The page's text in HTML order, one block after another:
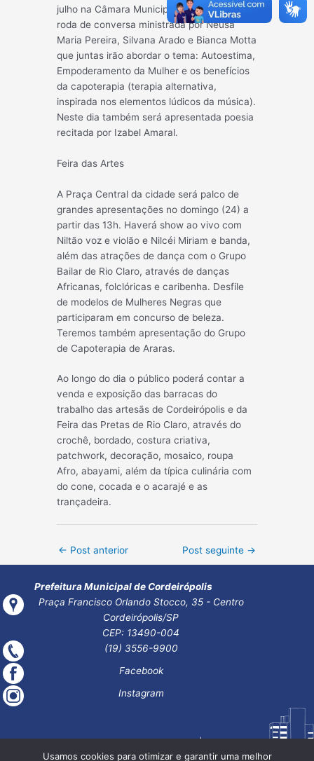
julho na Câmara Municipal, através de uma
roda de conversa ministrada por Neusa
Maria Pereira, Silvana Arado e Bianca Motta
que juntas irão abordar o tema: Autoestima,
Empoderamento da Mulher e os benefícios
da capoterapia (terapia alternativa,
inspirada nos elementos lúdicos da música).
Neste dia também será apresentada poesia
recitada por Izabel Amaral.
Feira das Artes
A Praça Central da cidade será palco de
grandes apresentações no domingo (24) a
partir das 13h. Haverá show ao vivo com
Niltão voz e violão e Nilcéi Miriam e banda,
além das atrações de dança com o Grupo
Bailar de Rio Claro, através de danças
Africanas, folclóricas e caribenha. Desfile
de modelos de Mulheres Negras que
participaram em concurso de beleza.
Teremos também apresentação do Grupo
de Capoterapia de Araras.
Ao longo do dia o público poderá contar a
venda e exposição das barracas do
trabalho das artesãs de Cordeirópolis e da
Feira das Pretas de Rio Claro, através do
crochê, bordado, costura criativa,
patchwork, decoração, mosaico, roupa
Afro, abayami, além da típica culinária com
do cone, cocada e o acarajé e as
trançadeira.
Post
← Post anterior Post seguinte →
Prefeitura Municipal de Cordeirópolis
Praça Francisco Orlando Stocco, 35 - Centro
Cordeirópolis/SP
CEP: 13490-004
(19) 3556-9900
Facebook
Instagram
Usamos cookies para otimizar e garantir uma melhor